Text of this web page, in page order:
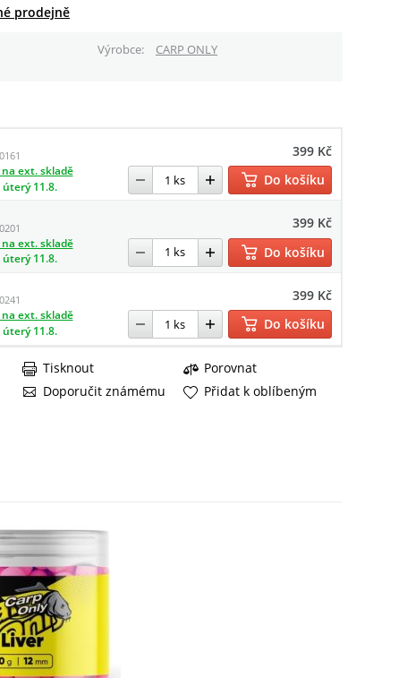
prodejně
Výrobce
CARP ONLY
399 Kč
ext. skladě
úterý 11.8.
Do košíku
399 Kč
ext. skladě
úterý 11.8.
Do košíku
399 Kč
ext. skladě
úterý 11.8. Do košíku
Porovnat
Doporučit známému
Tisknout
Přidat k oblíbeným